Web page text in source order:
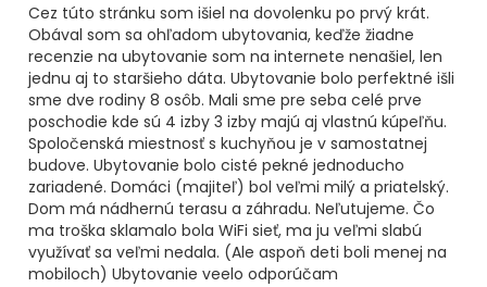
Cez túto stránku som išiel na dovolenku po prvý krát.
Obával som sa ohľadom ubytovania, keďže žiadne
recenzie na ubytovanie som na internete nenašiel, len
jednu aj to staršieho dáta. Ubytovanie bolo perfektné išli
sme dve rodiny 8 osôb. Mali sme pre seba celé prve
poschodie kde sú 4 izby 3 izby majú aj vlastnú kúpeľňu.
Spoločenská miestnosť s kuchyňou je v samostatnej
budove. Ubytovanie bolo cisté pekné jednoducho
zariadené. Domáci (majiteľ) bol veľmi milý a priatelský.
Dom má nádhernú terasu a záhradu. Neľutujeme. Čo
ma troška sklamalo bola WiFi sieť, ma ju veľmi slabú
využívať sa veľmi nedala. (Ale aspoň deti boli menej na
mobiloch) Ubytovanie veelo odporúčam